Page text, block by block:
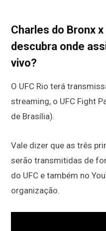
Charles do Bronx
descubra onde
vivo?
O UFC Rio terá
streaming, o UFC Fight
de Brasília).
Vale dizer que as três
serão transmitidas de
do UFC e também no
organização.